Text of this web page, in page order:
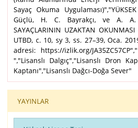
Sayaç Okuma
Güçlü, H. C. Bayrakçı, ve A. A.
SAYAÇLARININ UZAKTAN OKUNMASI
UTBD, c. 10, sy 3, ss. 27–39, Oca.
adresi: https://izlik.org/
","Lisanslı Dalgıç","Lisanslı Dron
Kaptanı","Lisanslı Dağcı-Doğa Sever"
YAYINLAR